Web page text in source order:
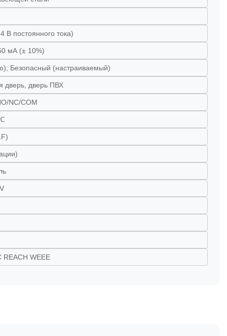
В постоянного тока)
мА (± 10%)
Безопасный (настраиваемый)
дверь, дверь ПВХ
NC/COM
REACH WEEE